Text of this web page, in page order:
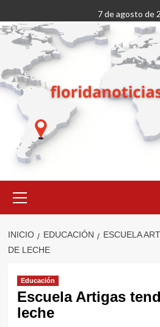
al
contenido
7 de agosto de
primario
INICIO EDUCACIÓN
ESCUELA
DE LECHE
Educación
Escuela Artigas
leche